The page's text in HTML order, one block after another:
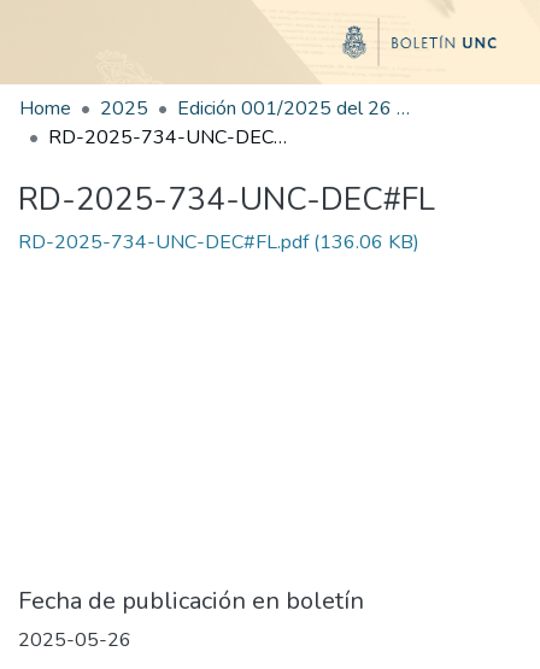
Home 2025
Edición 001/2025 del 26 de mayo de 2025
RD-2025-734-UNC-DEC#FL
RD-2025-734-UNC-DEC#FL
RD-2025-734-UNC-DEC#FL.pdf(136.06 KB)
Fecha de publicación en boletín
2025-05-26